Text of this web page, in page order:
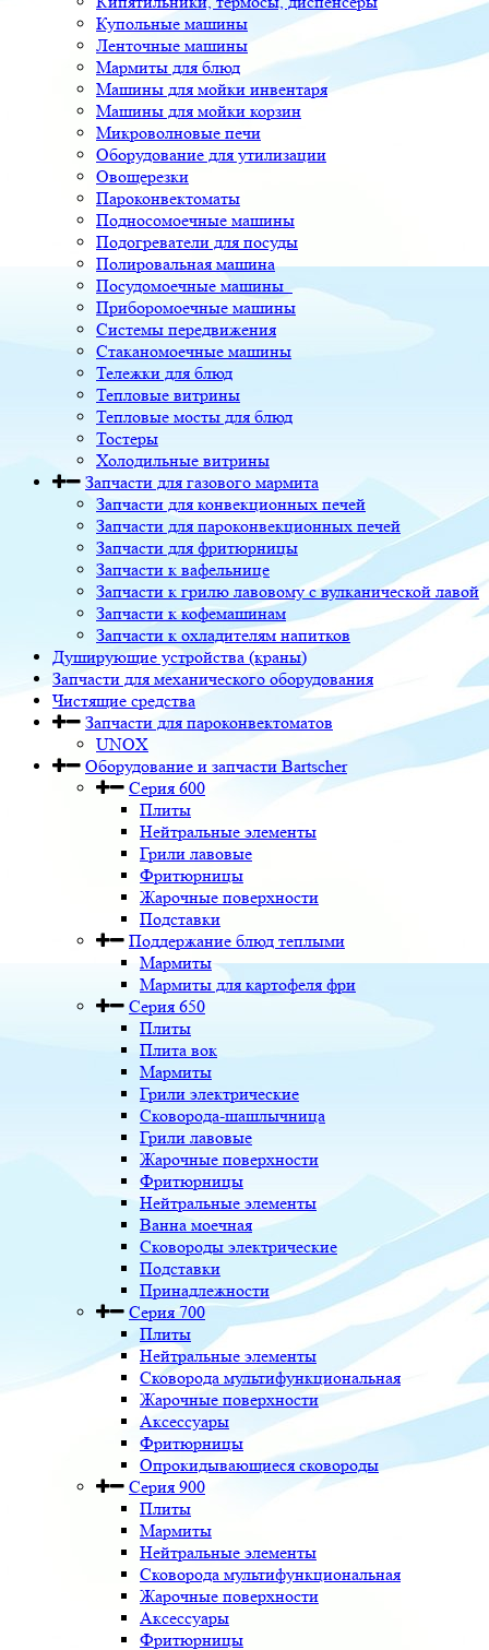
Купольные машины
Ленточные машины
Мармиты для блюд
Машины для мойки инвентаря
Машины для мойки корзин
Микроволновые печи
Оборудование для утилизации
Овощерезки
Пароконвектоматы
Подносомоечные машины
Подогреватели для посуды
Полировальная машина
Посудомоечные машины
Приборомоечные машины
Системы передвижения
Стаканомоечные машины
Тележки для блюд
Тепловые витрины
Тепловые мосты для блюд
Тостеры
Холодильные витрины
Запчасти для газового мармита
Запчасти для конвекционных печей
Запчасти для пароконвекционных печей
Запчасти для фритюрницы
Запчасти к вафельнице
Запчасти к грилю лавовому с вулканической лавой
Запчасти к кофемашинам
Запчасти к охладителям напитков
Душирующие устройства (краны)
Запчасти для механического оборудования
Чистящие средства
Запчасти для пароконвектоматов
UNOX
Оборудование и запчасти Bartscher
Серия 600
Плиты
Нейтральные элементы
Грили лавовые
Фритюрницы
Жарочные поверхности
Подставки
Поддержание блюд теплыми
Мармиты
Мармиты для картофеля фри
Серия 650
Плиты
Плита вок
Мармиты
Грили электрические
Сковорода-шашлычница
Грили лавовые
Жарочные поверхности
Фритюрницы
Нейтральные элементы
Ванна моечная
Сковороды электрические
Подставки
Принадлежности
Серия 700
Плиты
Нейтральные элементы
Сковорода мультифункциональная
Жарочные поверхности
Аксессуары
Фритюрницы
Опрокидывающиеся сковороды
Серия 900
Плиты
Мармиты
Нейтральные элементы
Сковорода мультифункциональная
Жарочные поверхности
Аксессуары
Фритюрницы